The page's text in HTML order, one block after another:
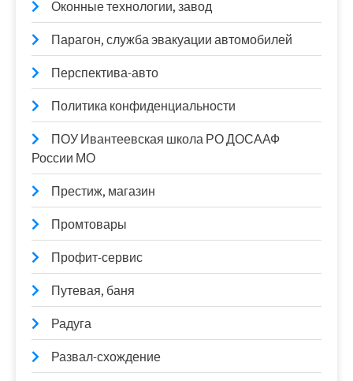
Оконные технологии, завод
Парагон, служба эвакуации автомобилей
Перспектива-авто
Политика конфиденциальности
ПОУ Ивантеевская школа РО ДОСААФ
России МО
Престиж, магазин
Промтовары
Профит-сервис
Путевая, баня
Радуга
Развал-схождение